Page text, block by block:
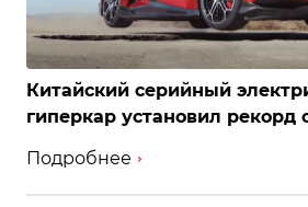
Китайский серийный
гиперкар установил рекорд
Подробнее